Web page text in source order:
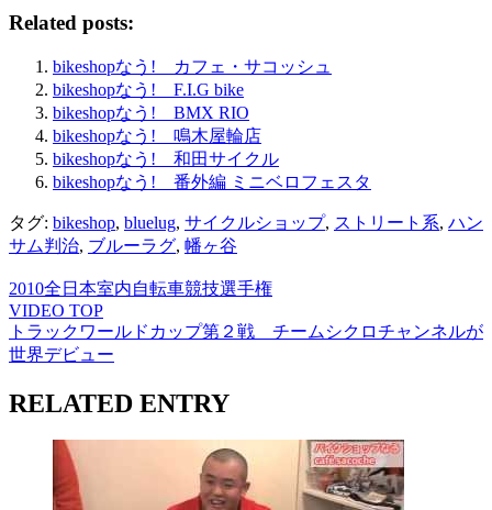
Related posts:
bikeshopなう! カフェ・サコッシュ
bikeshopなう! F.I.G bike
bikeshopなう! BMX RIO
bikeshopなう! 鳴木屋輪店
bikeshopなう! 和田サイクル
bikeshopなう! 番外編 ミニベロフェスタ
タグ: bikeshop, bluelug, サイクルショップ, ストリート系, ハン
サム判治, ブルーラグ, 幡ヶ谷
2010全日本室内自転車競技選手権
VIDEO TOP
トラックワールドカップ第２戦 チームシクロチャンネルが
世界デビュー
RELATED ENTRY